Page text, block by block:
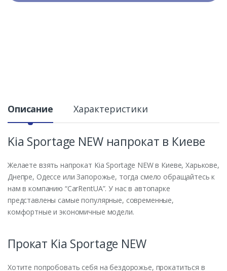
Описание Характеристики
Kia Sportage NEW напрокат в Киеве
Желаете взять напрокат Kia Sportage NEW в Киеве, Харькове,
Днепре, Одессе или Запорожье, тогда смело обращайтесь к
нам в компанию “CarRentUA”. У нас в автопарке
представлены самые популярные, современные,
комфортные и экономичные модели.
Прокат Kia Sportage NEW
Хотите попробовать себя на бездорожье, прокатиться в